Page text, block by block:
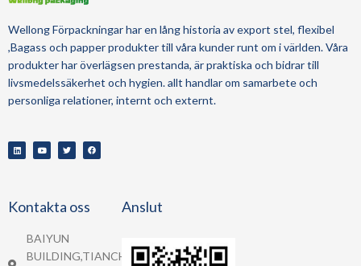
Wellong Förpackningarhar en lång historia avexport stel, flexibel
,Bagass och papperprodukter till våra kunder runt om i världen.Våra
produkter har överlägsen prestanda, är praktiska och bidrar till
livsmedelssäkerhet och hygien.allt handlar om samarbete och
personliga relationer, internt och externt.
Kontakta oss
BAIYUN
BUILDING,TIANCHENG
Anslut